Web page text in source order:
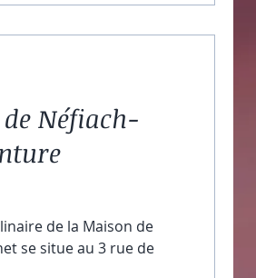
Néfiach-
de la Maison de